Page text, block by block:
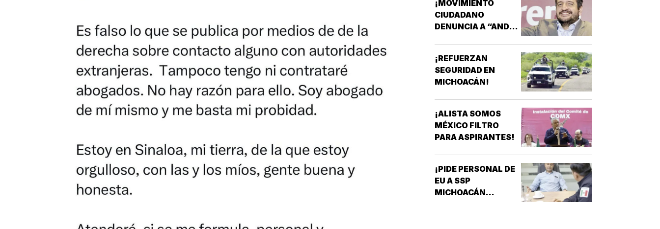
¡MOVIMIENTO
CIUDADANO
DENUNCIA A “ANDY”
¡REFUERZAN
SEGURIDAD EN
MICHOACÁN!
¡ALISTA SOMOS
MÉXICO FILTRO
PARA ASPIRANTES!
¡PIDE PERSONAL DE
EU A SSP
MICHOACÁN